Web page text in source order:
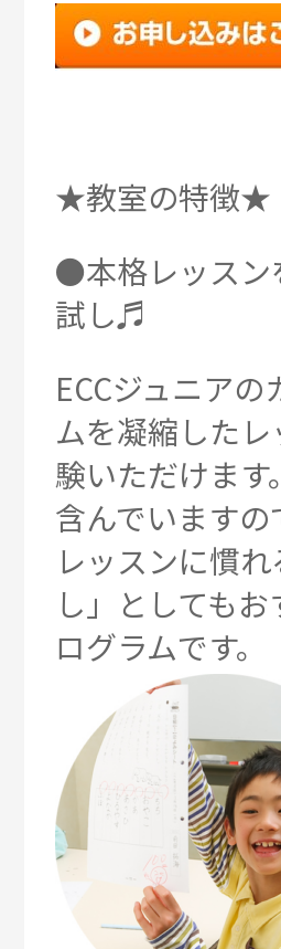
★教室の特徴★
●本格レッスン
試し♬
ECCジュニアの
ムを凝縮した
験いただけます
含んでいますの
レッスンに慣
し」としても
ログラムです。